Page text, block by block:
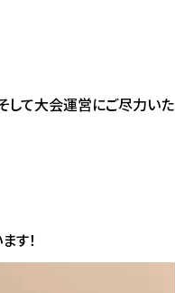
して大会運営にご尽力いた
す！